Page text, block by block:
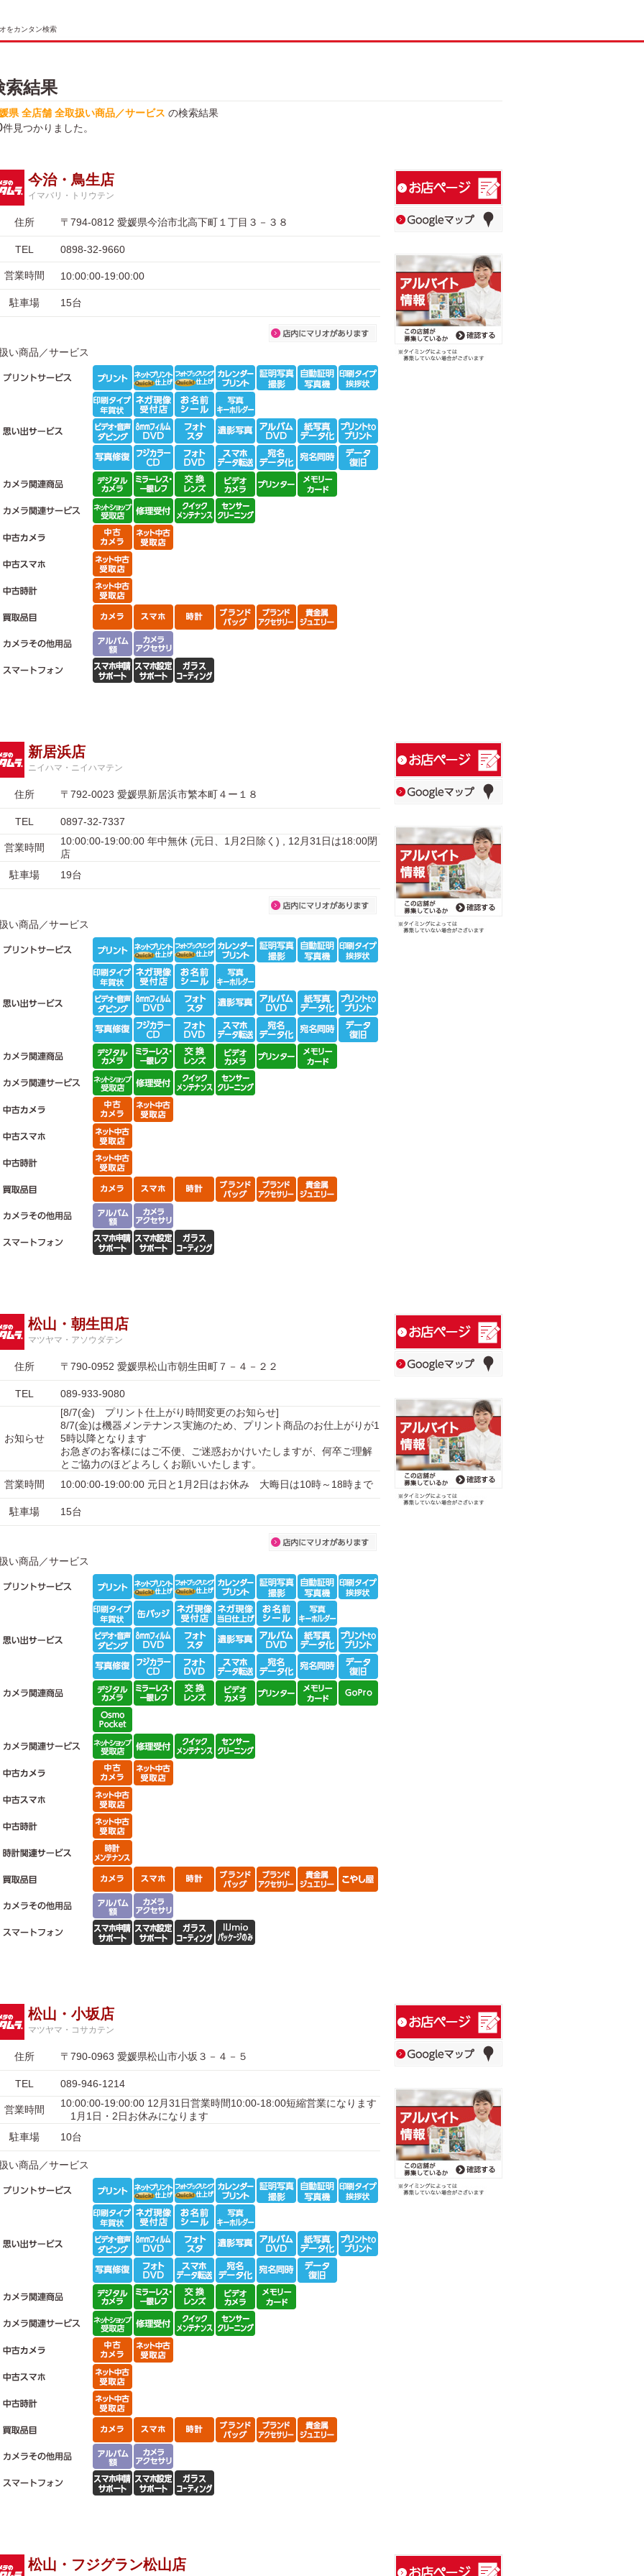
をカンタン検索
索結果
県 全店舗 全取扱い商品／サービス の検索結果
件見つかりました。
今治・鳥生店
イマバリ・トリウテン
住所 〒794-0812 愛媛県今治市北高下町１丁目３－３８
TEL 0898-32-9660
営業時間 10:00:00-19:00:00
駐車場 15台
い商品／サービス
新居浜店
ニイハマ・ニイハマテン
住所 〒792-0023 愛媛県新居浜市繁本町４ー１８
TEL 0897-32-7337
営業時間
10:00:00-19:00:00 年中無休 (元日、1月2日除く) , 12月31日は18:00閉
店
駐車場
19台
い商品／サービス
松山・朝生田店
マツヤマ・アソウダテン
住所 〒790-0952 愛媛県松山市朝生田町７－４－２２
TEL 089-933-9080
お知らせ
[8/7(金) プリント仕上がり時間変更のお知らせ]
8/7(金)は機器メンテナンス実施のため、プリント商品のお仕上がりが1
5時以降となります
お急ぎのお客様にはご不便、ご迷惑おかけいたしますが、何卒ご理解
とご協力のほどよろしくお願いいたします。
営業時間
10:00:00-19:00:00 元日と1月2日はお休み 大晦日は10時～18時まで
駐車場 15台
い商品／サービス
松山・小坂店
マツヤマ・コサカテン
住所 〒790-0963 愛媛県松山市小坂３－４－５
TEL 089-946-1214
営業時間
10:00:00-19:00:00 12月31日営業時間10:00-18:00短縮営業になります
1月1日・2日お休みになります
駐車場
10台
い商品／サービス
松山・フジグラン松山店